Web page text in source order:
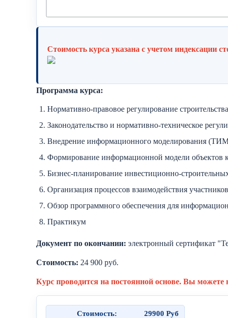
Стоимость курса указана с учетом индексации
Стоимость: 29900 Руб
Программа курса:
Нормативно-правовое регулирование строительства
Законодательство и нормативно-техническое
Внедрение информационного моделирования
Формирование информационной модели объектов
Бизнес-планирование инвестиционно-
Организация процессов взаимодействия
Обзор программного обеспечения для
Практикум
Документ по окончании: электронный сертификат
Стоимость: 24 900 руб.
Курс проводится на постоянной основе. Вы можете